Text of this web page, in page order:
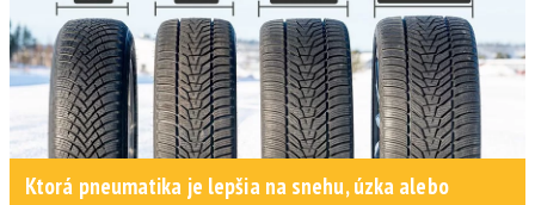
Ktorá pneumatika je lepšia na snehu, úzka alebo